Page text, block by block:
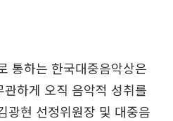
통하는 한국대중음악상은
하게 오직 음악적 성취를
광현 선정위원장 및 대중음